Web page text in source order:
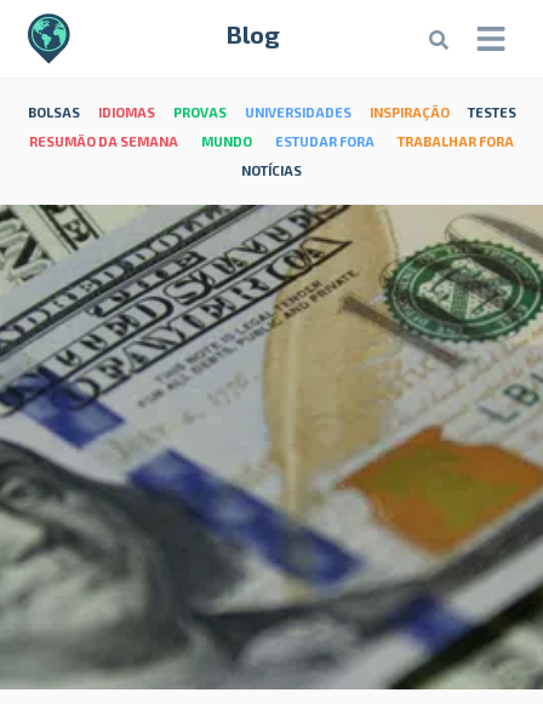
Blog
BOLSAS IDIOMAS PROVAS UNIVERSIDADES INSPIRAÇÃO
TESTES
RESUMÃO DA SEMANA
MUNDO ESTUDAR FORA
TRABALHAR FORA
NOTÍCIAS